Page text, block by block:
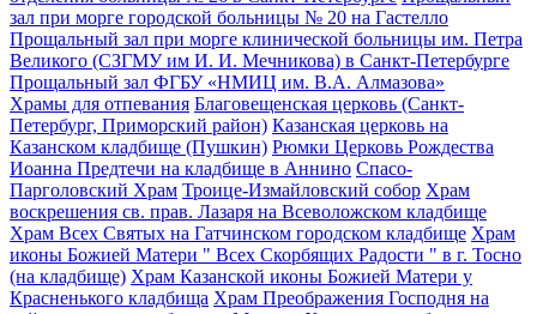
зал при морге городской больницы № 20 на Гастелло
Прощальный зал при морге клинической больницы им. Петра
Великого (СЗГМУ им И. И. Мечникова) в Санкт-Петербурге
Прощальный зал ФГБУ «НМИЦ им. В.А. Алмазова»
Храмы для отпевания Благовещенская церковь (Санкт-
Петербург, Приморский район) Казанская церковь на
Казанском кладбище (Пушкин) Рюмки Церковь Рождества
Иоанна Предтечи на кладбище в Аннино Спасо-
Парголовский Храм Троице-Измайловский собор Храм
воскрешения св. прав. Лазаря на Всеволожском кладбище
Храм Всех Святых на Гатчинском городском кладбище Храм
иконы Божией Матери " Всех Скорбящих Радости " в г. Тосно
(на кладбище) Храм Казанской иконы Божией Матери у
Красненького кладбища Храм Преображения Господня на